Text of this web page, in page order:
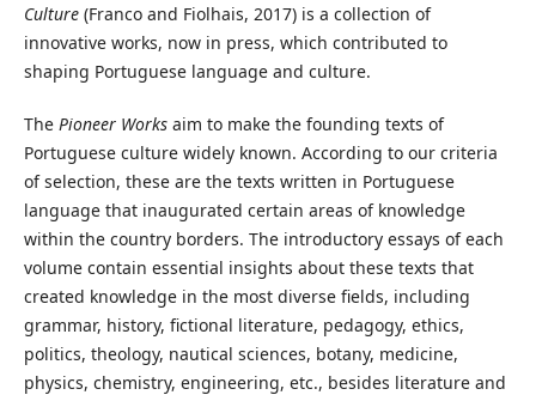
Culture (Franco and Fiolhais, 2017) is a collection of
innovative works, now in press, which contributed to
shaping Portuguese language and culture.
The Pioneer Worksaim to make the founding texts of
Portuguese culture widely known. According to our criteria
of selection, these are the texts written in Portuguese
language that inaugurated certain areas of knowledge
within the country borders. The introductory essays of each
volume contain essential insights about these texts that
created knowledge in the most diverse fields, including
grammar, history, fictional literature, pedagogy, ethics,
politics, theology, nautical sciences, botany, medicine,
physics, chemistry, engineering, etc., besides literature and